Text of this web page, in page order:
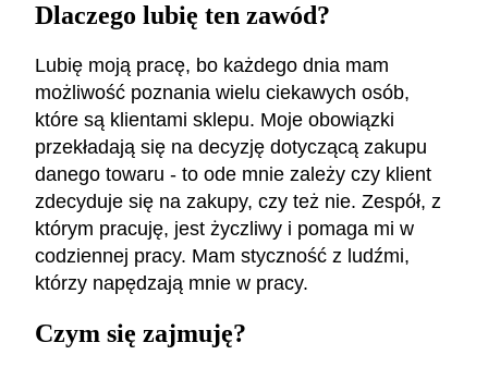
Dlaczego lubię ten zawód?
Lubię moją pracę, bo każdego dnia mam
możliwość poznania wielu ciekawych osób,
które są klientami sklepu. Moje obowiązki
przekładają się na decyzję dotyczącą zakupu
danego towaru - to ode mnie zależy czy klient
zdecyduje się na zakupy, czy też nie. Zespół, z
którym pracuję, jest życzliwy i pomaga mi w
codziennej pracy. Mam styczność z ludźmi,
którzy napędzają mnie w pracy.
Czym się zajmuję?